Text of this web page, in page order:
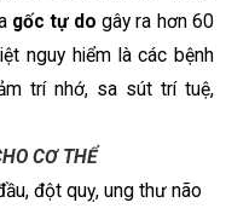
gốc tự do gây ra hơn 60
nguy hiểm là các bệnh
trí nhớ, sa sút trí tuệ,
CƠ THỂ
đột quỵ, ung thư não